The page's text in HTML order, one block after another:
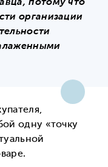
потому что
организации
одну «точку